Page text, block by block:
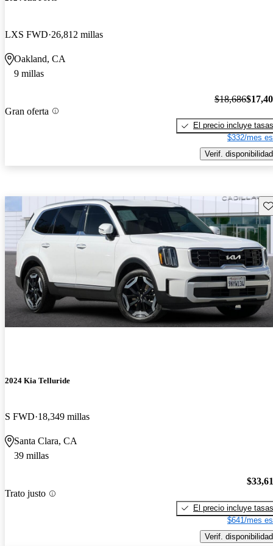
LXS FWD 26,812 millas
Oakland, CA
9 millas
Gran oferta
$18,686
El precio incluye tasas
$332/mes
Verif. disponibilidad
2024 Kia Telluride
S FWD 18,349 millas
Santa Clara, CA
39 millas
Trato justo
El precio incluye tasas
$641/mes
Verif. disponibilidad